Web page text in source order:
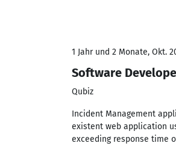
1 Jahr und 2 Monate, Okt.
Software
Qubiz
Incident Management
existent web application
exceeding response time